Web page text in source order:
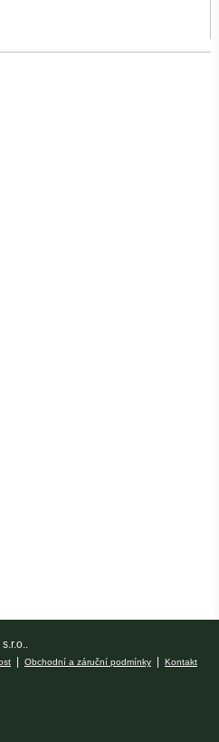
Obchodní a záruční podmínky Kontakt